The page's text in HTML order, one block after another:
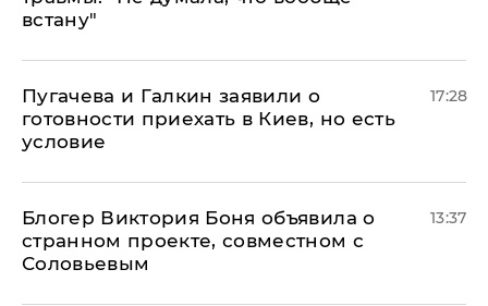
встану"
Пугачева и Галкин заявили о
готовности приехать в Киев, но есть
условие
17:28
Блогер Виктория Боня объявила о
странном проекте, совместном с
Соловьевым
13:37